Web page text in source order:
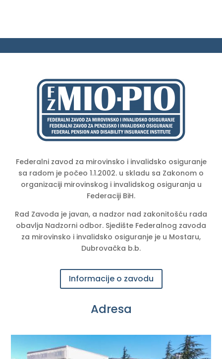
Federalni zavod za mirovinsko i invalidsko osiguranje
sa radom je počeo 1.1.2002. u skladu sa Zakonom o
organizaciji mirovinskog i invalidskog osiguranja u
Federaciji BiH.
Rad Zavoda je javan, a nadzor nad zakonitošću rada
obavlja Nadzorni odbor. Sjedište Federalnog zavoda
za mirovinsko i invalidsko osiguranje je u Mostaru,
Dubrovačka b.b.
Informacije o zavodu
Adresa